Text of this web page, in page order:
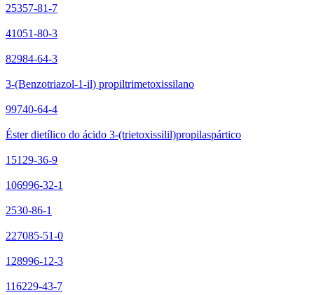
25357-81-7
41051-80-3
82984-64-3
3-(Benzotriazol-1-il) propiltrimetoxissilano
99740-64-4
Éster dietílico do ácido 3-(trietoxissilil)propilaspártico
15129-36-9
106996-32-1
2530-86-1
227085-51-0
128996-12-3
116229-43-7